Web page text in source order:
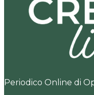
Periodico Online di